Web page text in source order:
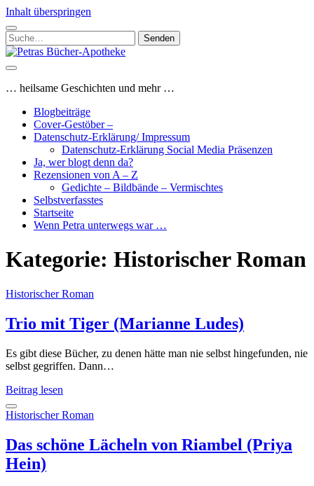
Inhalt überspringen
Suchen
nach:
Petras
Bücher-
… heilsame Geschichten und mehr …
Blogbeiträge
Cover-Gestöber –
Datenschutz-Erklärung/ Impressum
Datenschutz-Erklärung Social Media Präsenzen
Ja, wer blogt denn da?
Rezensionen von A – Z
Gedichte – Bildbände – Vermischtes
Selbstverfasstes
Startseite
Wenn Petra unterwegs war …
Kategorie: Historischer Roman
Historischer Roman
Trio mit Tiger (Marianne Ludes)
Es gibt diese Bücher, zu denen hätte man nie selbst hingefunden, nie
selbst gegriffen. Dann…
Beitrag lesen
Tiger
Ludes)
Historischer Roman
Das schöne Lächeln von Riambel (Priya
Hein)